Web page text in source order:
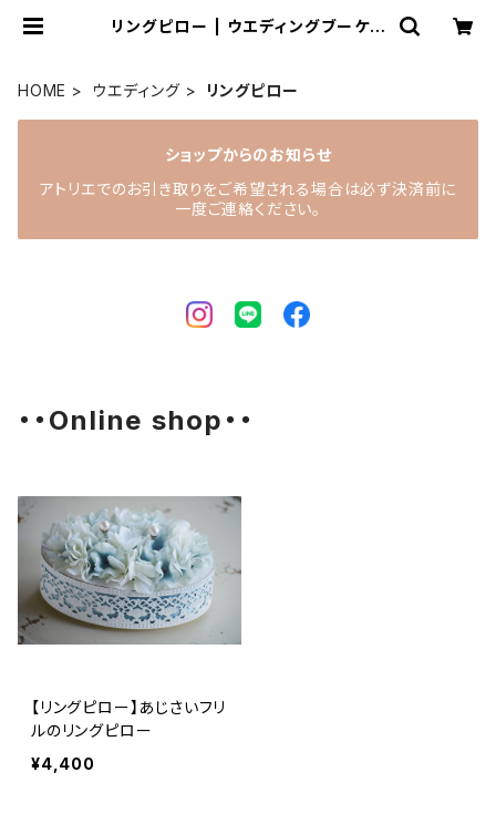
リングピロー | ウエディングブーケと
HOME ウエディング リングピロー
ショップからのお知らせ
アトリエでのお引き取りをご希望される場合は必ず決済前に
一度ご連絡ください。
・・Online shop・・
【リングピロー】あじさいフリ
ルのリングピロー
¥4,400